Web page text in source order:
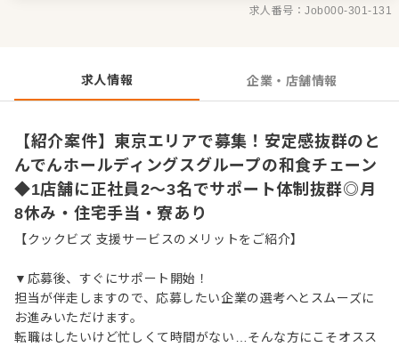
求人番号：Job000-301-131
求人情報 企業・店舗情報
【紹介案件】東京エリアで募集！安定感抜群のと
んでんホールディングスグループの和食チェーン
◆1店舗に正社員2〜3名でサポート体制抜群◎月
8休み・住宅手当・寮あり
【クックビズ 支援サービスのメリットをご紹介】
▼応募後、すぐにサポート開始！
担当が伴走しますので、応募したい企業の選考へとスムーズに
お進みいただけます。
転職はしたいけど忙しくて時間がない…そんな方にこそオスス